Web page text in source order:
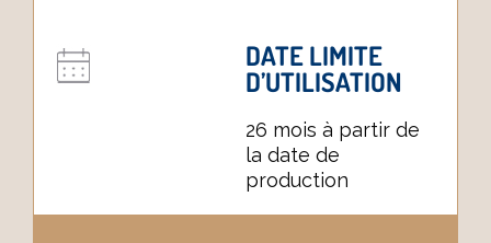
DATE LIMITE
D’UTILISATION
26 mois à partir de
la date de
production